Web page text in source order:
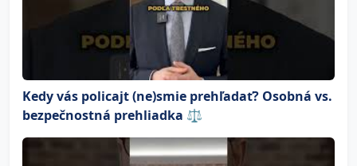
Kedy vás policajt (ne)smie prehľadať? Osobná vs.
bezpečnostná prehliadka ⚖️